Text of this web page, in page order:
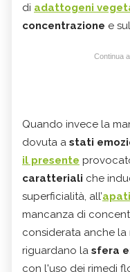
di adattogeni
concentrazione e
Continua
Quando invece la
dovuta a stati
il presente
caratteriali che
superficialità, all’
mancanza di
considerata anche
riguardano la sfera
con l'uso dei rimedi